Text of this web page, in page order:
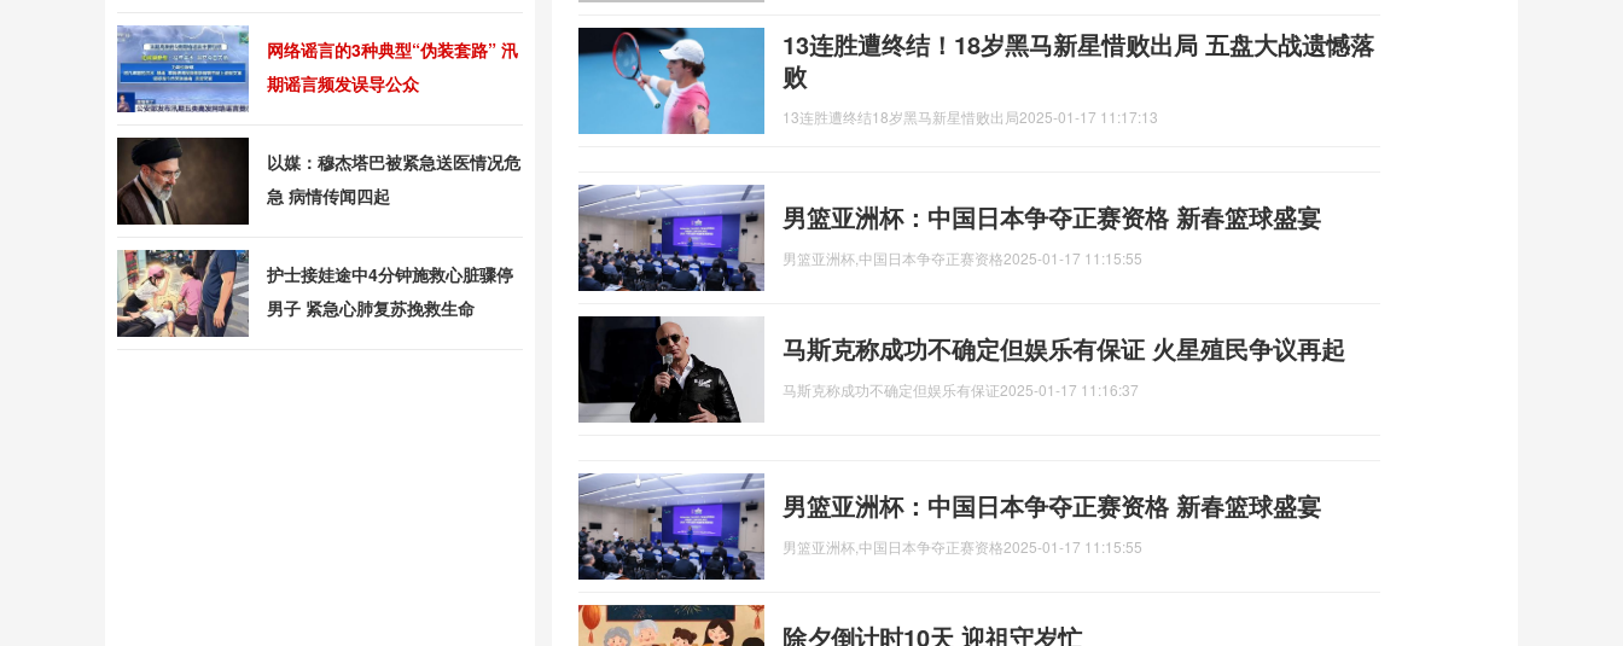
13连胜遭终结！18岁黑马新星惜败出局 五盘大战遗憾落
败
13连胜遭终结18岁黑马新星惜败出局2025-01-17 11:17:13
男篮亚洲杯：中国日本争夺正赛资格 新春篮球盛宴
男篮亚洲杯,中国日本争夺正赛资格2025-01-17 11:15:55
马斯克称成功不确定但娱乐有保证 火星殖民争议再起
马斯克称成功不确定但娱乐有保证2025-01-17 11:16:37
男篮亚洲杯：中国日本争夺正赛资格 新春篮球盛宴
男篮亚洲杯,中国日本争夺正赛资格2025-01-17 11:15:55
除夕倒计时10天 迎祖守岁忙
网络谣言的3种典型“伪装套路” 汛
期谣言频发误导公众
以媒：穆杰塔巴被紧急送医情况危
急 病情传闻四起
护士接娃途中4分钟施救心脏骤停
男子 紧急心肺复苏挽救生命